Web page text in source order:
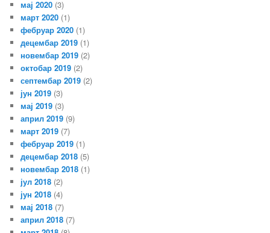
мај 2020 (3)
март 2020 (1)
фебруар 2020 (1)
децембар 2019 (1)
новембар 2019 (2)
октобар 2019 (2)
септембар 2019 (2)
јун 2019 (3)
мај 2019 (3)
април 2019 (9)
март 2019 (7)
фебруар 2019 (1)
децембар 2018 (5)
новембар 2018 (1)
јул 2018 (2)
јун 2018 (4)
мај 2018 (7)
април 2018 (7)